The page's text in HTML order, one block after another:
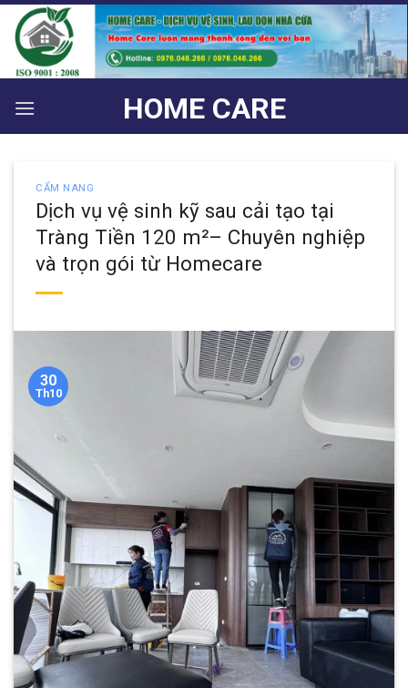
Bỏ
qua
nội
dung
HOME CARE
CẨM NANG
Dịch vụ vệ sinh kỹ sau cải tạo tại
Tràng Tiền 120 m²– Chuyên nghiệp
và trọn gói từ Homecare
30
Th10